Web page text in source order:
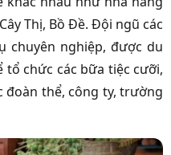
Thị, Bồ Đề. Đội ngũ các
chuyên nghiệp, được du
tổ chức các bữa tiệc cưỡi,
đoàn thể, công ty, trường